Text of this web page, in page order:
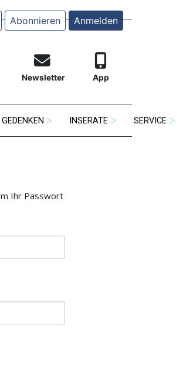
Abonnieren Anmelden
Newsletter App
GEDENKEN INSERATE SERVICE